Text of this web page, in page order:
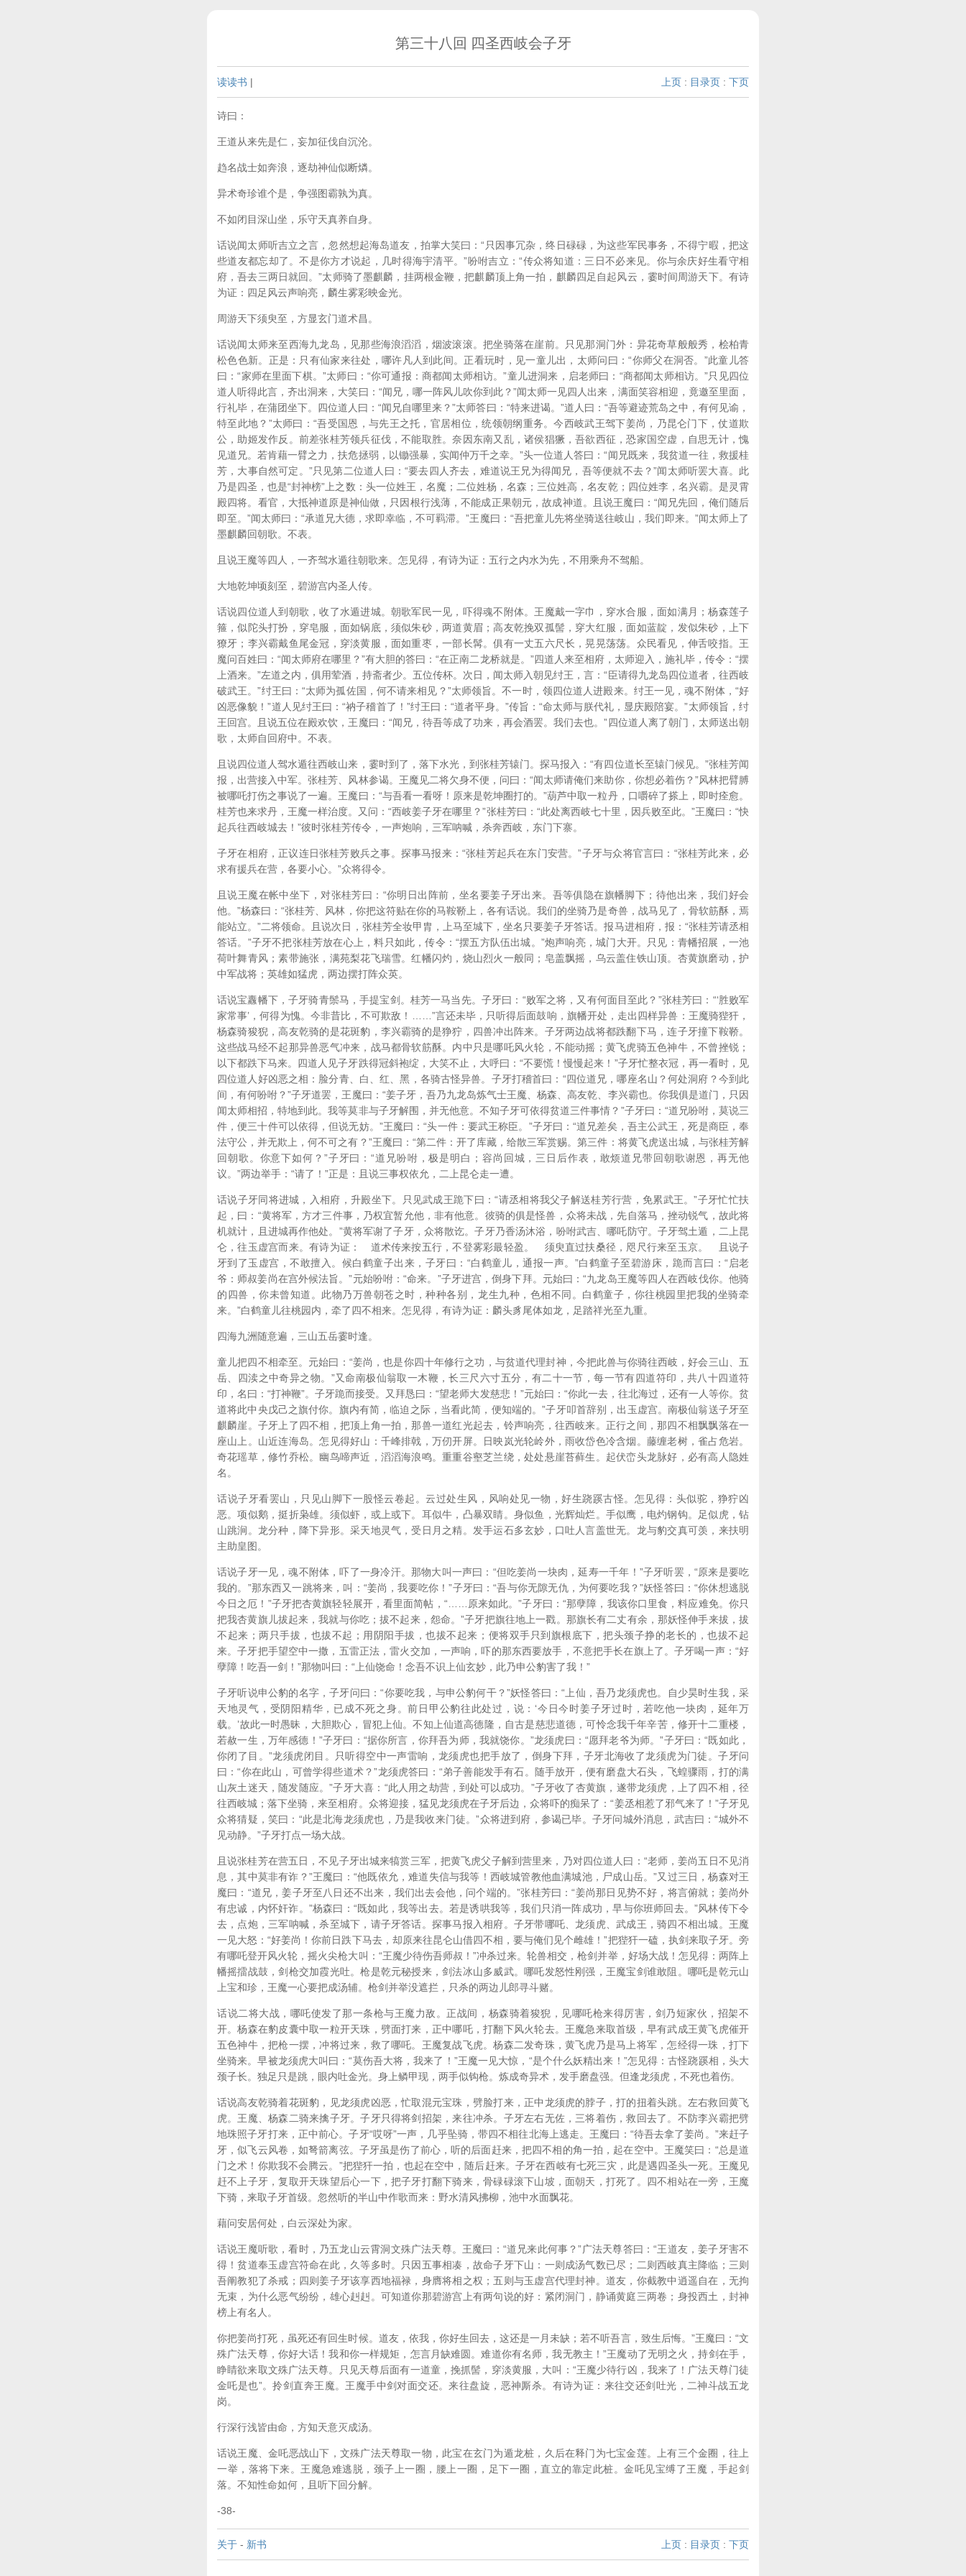
第三十八回 四圣西岐会子牙
读读书 | 上页 : 目录页 : 下页
诗曰：
王道从来先是仁，妄加征伐自沉沦。
趋名战士如奔浪，逐劫神仙似断燐。
异术奇珍谁个是，争强图霸孰为真。
不如闭目深山坐，乐守天真养自身。
话说闻太师听吉立之言，忽然想起海岛道友，拍掌大笑曰：“只因事冗杂，终日碌碌，为这些军民事务，不得宁暇，把这
些道友都忘却了。不是你方才说起，几时得海宇清平。”吩咐吉立：“传众将知道：三日不必来见。你与余庆好生看守相
府，吾去三两日就回。”太师骑了墨麒麟，挂两根金鞭，把麒麟顶上角一拍，麒麟四足自起风云，霎时间周游天下。有诗
为证：四足风云声响亮，麟生雾彩映金光。
周游天下须臾至，方显玄门道术昌。
话说闻太师来至西海九龙岛，见那些海浪滔滔，烟波滚滚。把坐骑落在崖前。只见那洞门外：异花奇草般般秀，桧柏青
松色色新。正是：只有仙家来往处，哪许凡人到此间。正看玩时，见一童儿出，太师问曰：“你师父在洞否。”此童儿答
曰：“家师在里面下棋。”太师曰：“你可通报：商都闻太师相访。”童儿进洞来，启老师曰：“商都闻太师相访。”只见四位
道人听得此言，齐出洞来，大笑曰：“闻兄，哪一阵风儿吹你到此？”闻太师一见四人出来，满面笑容相迎，竟邀至里面，
行礼毕，在蒲团坐下。四位道人曰：“闻兄自哪里来？”太师答曰：“特来进谒。”道人曰：“吾等避迹荒岛之中，有何见谕，
特至此地？”太师曰：“吾受国恩，与先王之托，官居相位，统领朝纲重务。今西岐武王驾下姜尚，乃昆仑门下，仗道欺
公，助姬发作反。前差张桂芳领兵征伐，不能取胜。奈因东南又乱，诸侯猖獗，吾欲西征，恐家国空虚，自思无计，愧
见道兄。若肯藉一臂之力，扶危拯弱，以锄强暴，实闻仲万千之幸。”头一位道人答曰：“闻兄既来，我贫道一往，救援桂
芳，大事自然可定。”只见第二位道人曰：“要去四人齐去，难道说王兄为得闻兄，吾等便就不去？”闻太师听罢大喜。此
乃是四圣，也是“封神榜”上之数：头一位姓王，名魔；二位姓杨，名森；三位姓高，名友乾；四位姓李，名兴霸。是灵霄
殿四将。看官，大抵神道原是神仙做，只因根行浅薄，不能成正果朝元，故成神道。且说王魔曰：“闻兄先回，俺们随后
即至。”闻太师曰：“承道兄大德，求即幸临，不可羁滞。”王魔曰：“吾把童儿先将坐骑送往岐山，我们即来。”闻太师上了
墨麒麟回朝歌。不表。
且说王魔等四人，一齐驾水遁往朝歌来。怎见得，有诗为证：五行之内水为先，不用乘舟不驾船。
大地乾坤顷刻至，碧游宫内圣人传。
话说四位道人到朝歌，收了水遁进城。朝歌军民一见，吓得魂不附体。王魔戴一字巾，穿水合服，面如满月；杨森莲子
箍，似陀头打扮，穿皂服，面如锅底，须似朱砂，两道黄眉；高友乾挽双孤髻，穿大红服，面如蓝靛，发似朱砂，上下
獠牙；李兴霸戴鱼尾金冠，穿淡黄服，面如重枣，一部长髯。俱有一丈五六尺长，晃晃荡荡。众民看见，伸舌咬指。王
魔问百姓曰：“闻太师府在哪里？”有大胆的答曰：“在正南二龙桥就是。”四道人来至相府，太师迎入，施礼毕，传令：“摆
上酒来。”左道之内，俱用荤酒，持斋者少。五位传杯。次日，闻太师入朝见纣王，言：“臣请得九龙岛四位道者，往西岐
破武王。”纣王曰：“太师为孤佐国，何不请来相见？”太师领旨。不一时，领四位道人进殿来。纣王一见，魂不附体，“好
凶恶像貌！”道人见纣王曰：“衲子稽首了！”纣王曰：“道者平身。”传旨：“命太师与朕代礼，显庆殿陪宴。”太师领旨，纣
王回宫。且说五位在殿欢饮，王魔曰：“闻兄，待吾等成了功来，再会酒罢。我们去也。”四位道人离了朝门，太师送出朝
歌，太师自回府中。不表。
且说四位道人驾水遁往西岐山来，霎时到了，落下水光，到张桂芳辕门。探马报入：“有四位道长至辕门候见。”张桂芳闻
报，出营接入中军。张桂芳、风林参谒。王魔见二将欠身不便，问曰：“闻太师请俺们来助你，你想必着伤？”风林把臂膊
被哪吒打伤之事说了一遍。王魔曰：“与吾看一看呀！原来是乾坤圈打的。”葫芦中取一粒丹，口嚼碎了搽上，即时痊愈。
桂芳也来求丹，王魔一样治度。又问：“西岐姜子牙在哪里？”张桂芳曰：“此处离西岐七十里，因兵败至此。”王魔曰：“快
起兵往西岐城去！”彼时张桂芳传令，一声炮响，三军呐喊，杀奔西岐，东门下寨。
子牙在相府，正议连日张桂芳败兵之事。探事马报来：“张桂芳起兵在东门安营。”子牙与众将官言曰：“张桂芳此来，必
求有援兵在营，各要小心。”众将得令。
且说王魔在帐中坐下，对张桂芳曰：“你明日出阵前，坐名要姜子牙出来。吾等俱隐在旗幡脚下；待他出来，我们好会
他。”杨森曰：“张桂芳、风林，你把这符贴在你的马鞍鞒上，各有话说。我们的坐骑乃是奇兽，战马见了，骨软筋酥，焉
能站立。”二将领命。且说次日，张桂芳全妆甲胄，上马至城下，坐名只要姜子牙答话。报马进相府，报：“张桂芳请丞相
答话。”子牙不把张桂芳放在心上，料只如此，传令：“摆五方队伍出城。”炮声响亮，城门大开。只见：青幡招展，一池
荷叶舞青风；素带施张，满苑梨花飞瑞雪。红幡闪灼，烧山烈火一般同；皂盖飘摇，乌云盖住铁山顶。杏黄旗磨动，护
中军战将；英雄如猛虎，两边摆打阵众英。
话说宝纛幡下，子牙骑青鬃马，手提宝剑。桂芳一马当先。子牙曰：“败军之将，又有何面目至此？”张桂芳曰：“‘胜败军
家常事’，何得为愧。今非昔比，不可欺敌！……”言还未毕，只听得后面鼓响，旗幡开处，走出四样异兽：王魔骑狴犴，
杨森骑狻猊，高友乾骑的是花斑豹，李兴霸骑的是狰狞，四兽冲出阵来。子牙两边战将都跌翻下马，连子牙撞下鞍鞒。
这些战马经不起那异兽恶气冲来，战马都骨软筋酥。内中只是哪吒风火轮，不能动摇；黄飞虎骑五色神牛，不曾挫锐；
以下都跌下马来。四道人见子牙跌得冠斜袍绽，大笑不止，大呼曰：“不要慌！慢慢起来！”子牙忙整衣冠，再一看时，见
四位道人好凶恶之相：脸分青、白、红、黑，各骑古怪异兽。子牙打稽首曰：“四位道兄，哪座名山？何处洞府？今到此
间，有何吩咐？”子牙道罢，王魔曰：“姜子牙，吾乃九龙岛炼气士王魔、杨森、高友乾、李兴霸也。你我俱是道门，只因
闻太师相招，特地到此。我等莫非与子牙解围，并无他意。不知子牙可依得贫道三件事情？”子牙曰：“道兄吩咐，莫说三
件，便三十件可以依得，但说无妨。”王魔曰：“头一件：要武王称臣。”子牙曰：“道兄差矣，吾主公武王，死是商臣，奉
法守公，并无欺上，何不可之有？”王魔曰：“第二件：开了库藏，给散三军赏赐。第三件：将黄飞虎送出城，与张桂芳解
回朝歌。你意下如何？”子牙曰：“道兄吩咐，极是明白；容尚回城，三日后作表，敢烦道兄带回朝歌谢恩，再无他
议。”两边举手：“请了！”正是：且说三事权依允，二上昆仑走一遭。
话说子牙同将进城，入相府，升殿坐下。只见武成王跪下曰：“请丞相将我父子解送桂芳行营，免累武王。”子牙忙忙扶
起，曰：“黄将军，方才三件事，乃权宜暂允他，非有他意。彼骑的俱是怪兽，众将未战，先自落马，挫动锐气，故此将
机就计，且进城再作他处。”黄将军谢了子牙，众将散讫。子牙乃香汤沐浴，吩咐武吉、哪吒防守。子牙驾土遁，二上昆
仑，往玉虚宫而来。有诗为证： 道术传来按五行，不登雾彩最轻盈。 须臾直过扶桑径，咫尺行来至玉京。 且说子
牙到了玉虚宫，不敢擅入。候白鹤童子出来，子牙曰：“白鹤童儿，通报一声。”白鹤童子至碧游床，跪而言曰：“启老
爷：师叔姜尚在宫外候法旨。”元始吩咐：“命来。”子牙进宫，倒身下拜。元始曰：“九龙岛王魔等四人在西岐伐你。他骑
的四兽，你未曾知道。此物乃万兽朝苍之时，种种各别，龙生九种，色相不同。白鹤童子，你往桃园里把我的坐骑牵
来。”白鹤童儿往桃园内，牵了四不相来。怎见得，有诗为证：麟头豸尾体如龙，足踏祥光至九重。
四海九洲随意遍，三山五岳霎时逢。
童儿把四不相牵至。元始曰：“姜尚，也是你四十年修行之功，与贫道代理封神，今把此兽与你骑往西岐，好会三山、五
岳、四渎之中奇异之物。”又命南极仙翁取一木鞭，长三尺六寸五分，有二十一节，每一节有四道符印，共八十四道符
印，名曰：“打神鞭”。子牙跪而接受。又拜恳曰：“望老师大发慈悲！”元始曰：“你此一去，往北海过，还有一人等你。贫
道将此中央戊己之旗付你。旗内有简，临迫之际，当看此简，便知端的。”子牙叩首辞别，出玉虚宫。南极仙翁送子牙至
麒麟崖。子牙上了四不相，把顶上角一拍，那兽一道红光起去，铃声响亮，往西岐来。正行之间，那四不相飘飘落在一
座山上。山近连海岛。怎见得好山：千峰排戟，万仞开屏。日映岚光轮岭外，雨收岱色冷含烟。藤缠老树，雀占危岩。
奇花瑶草，修竹乔松。幽鸟啼声近，滔滔海浪鸣。重重谷壑芝兰绕，处处悬崖苔藓生。起伏峦头龙脉好，必有高人隐姓
名。
话说子牙看罢山，只见山脚下一股怪云卷起。云过处生风，风响处见一物，好生跷蹊古怪。怎见得：头似驼，狰狞凶
恶。项似鹅，挺折枭雄。须似虾，或上或下。耳似牛，凸暴双睛。身似鱼，光辉灿烂。手似鹰，电灼钢钩。足似虎，钻
山跳涧。龙分种，降下异形。采天地灵气，受日月之精。发手运石多玄妙，口吐人言盖世无。龙与豹交真可羡，来扶明
主助皇图。
话说子牙一见，魂不附体，吓了一身冷汗。那物大叫一声曰：“但吃姜尚一块肉，延寿一千年！”子牙听罢，“原来是要吃
我的。”那东西又一跳将来，叫：“姜尚，我要吃你！”子牙曰：“吾与你无隙无仇，为何要吃我？”妖怪答曰：“你休想逃脱
今日之厄！”子牙把杏黄旗轻轻展开，看里面简帖，“……原来如此。”子牙曰：“那孽障，我该你口里食，料应难免。你只
把我杏黄旗儿拔起来，我就与你吃；拔不起来，怨命。”子牙把旗往地上一戳。那旗长有二丈有余，那妖怪伸手来拔，拔
不起来；两只手拔，也拔不起；用阴阳手拔，也拔不起来；便将双手只到旗根底下，把头颈子挣的老长的，也拔不起
来。子牙把手望空中一撒，五雷正法，雷火交加，一声响，吓的那东西要放手，不意把手长在旗上了。子牙喝一声：“好
孽障！吃吾一剑！”那物叫曰：“上仙饶命！念吾不识上仙玄妙，此乃申公豹害了我！”
子牙听说申公豹的名字，子牙问曰：“你要吃我，与申公豹何干？”妖怪答曰：“上仙，吾乃龙须虎也。自少昊时生我，采
天地灵气，受阴阳精华，已成不死之身。前日甲公豹往此处过，说：‘今日今时姜子牙过时，若吃他一块肉，延年万
载。’故此一时愚昧，大胆欺心，冒犯上仙。不知上仙道高德隆，自古是慈悲道德，可怜念我千年辛苦，修开十二重楼，
若赦一生，万年感德！”子牙曰：“据你所言，你拜吾为师，我就饶你。”龙须虎曰：“愿拜老爷为师。”子牙曰：“既如此，
你闭了目。”龙须虎闭目。只听得空中一声雷响，龙须虎也把手放了，倒身下拜，子牙北海收了龙须虎为门徒。子牙问
曰：“你在此山，可曾学得些道术？”龙须虎答曰：“弟子善能发手有石。随手放开，便有磨盘大石头，飞蝗骤雨，打的满
山灰土迷天，随发随应。”子牙大喜：“此人用之劫营，到处可以成功。”子牙收了杏黄旗，遂带龙须虎，上了四不相，径
往西岐城；落下坐骑，来至相府。众将迎接，猛见龙须虎在子牙后边，众将吓的痴呆了：“姜丞相惹了邪气来了！”子牙见
众将猜疑，笑曰：“此是北海龙须虎也，乃是我收来门徒。”众将进到府，参谒已毕。子牙问城外消息，武吉曰：“城外不
见动静。”子牙打点一场大战。
且说张桂芳在营五日，不见子牙出城来犒赏三军，把黄飞虎父子解到营里来，乃对四位道人曰：“老师，姜尚五日不见消
息，其中莫非有诈？”王魔曰：“他既依允，难道失信与我等！西岐城管教他血满城池，尸成山岳。”又过三日，杨森对王
魔曰：“道兄，姜子牙至八日还不出来，我们出去会他，问个端的。”张桂芳曰：“姜尚那日见势不好，将言俯就；姜尚外
有忠诚，内怀奸诈。”杨森曰：“既如此，我等出去。若是诱哄我等，我们只消一阵成功，早与你班师回去。”风林传下令
去，点炮，三军呐喊，杀至城下，请子牙答话。探事马报入相府。子牙带哪吒、龙须虎、武成王，骑四不相出城。王魔
一见大怒：“好姜尚！你前日跌下马去，却原来往昆仑山借四不相，要与俺们见个雌雄！”把狴犴一磕，执剑来取子牙。旁
有哪吒登开风火轮，摇火尖枪大叫：“王魔少待伤吾师叔！”冲杀过来。轮兽相交，枪剑并举，好场大战！怎见得：两阵上
幡摇擂战鼓，剑枪交加霞光吐。枪是乾元秘授来，剑法冰山多威武。哪吒发怒性刚强，王魔宝剑谁敢阻。哪吒是乾元山
上宝和珍，王魔一心要把成汤辅。枪剑并举没遮拦，只杀的两边儿郎寻斗赌。
话说二将大战，哪吒使发了那一条枪与王魔力敌。正战间，杨森骑着狻猊，见哪吒枪来得厉害，剑乃短家伙，招架不
开。杨森在豹皮囊中取一粒开天珠，劈面打来，正中哪吒，打翻下风火轮去。王魔急来取首级，早有武成王黄飞虎催开
五色神牛，把枪一摆，冲将过来，救了哪吒。王魔复战飞虎。杨森二发奇珠，黄飞虎乃是马上将军，怎经得一珠，打下
坐骑来。早被龙须虎大叫曰：“莫伤吾大将，我来了！”王魔一见大惊，“是个什么妖精出来！”怎见得：古怪跷蹊相，头大
颈子长。独足只是跳，眼内吐金光。身上鳞甲现，两手似钩枪。炼成奇异术，发手磨盘强。但逢龙须虎，不死也着伤。
话说高友乾骑着花斑豹，见龙须虎凶恶，忙取混元宝珠，劈脸打来，正中龙须虎的脖子，打的扭着头跳。左右救回黄飞
虎。王魔、杨森二骑来擒子牙。子牙只得将剑招架，来往冲杀。子牙左右无佐，三将着伤，救回去了。不防李兴霸把劈
地珠照子牙打来，正中前心。子牙“哎呀”一声，几乎坠骑，带四不相往北海上逃走。王魔曰：“待吾去拿了姜尚。”来赶子
牙，似飞云风卷，如弩箭离弦。子牙虽是伤了前心，听的后面赶来，把四不相的角一拍，起在空中。王魔笑曰：“总是道
门之术！你欺我不会腾云。”把狴犴一拍，也起在空中，随后赶来。子牙在西岐有七死三灾，此是遇四圣头一死。王魔见
赶不上子牙，复取开天珠望后心一下，把子牙打翻下骑来，骨碌碌滚下山坡，面朝天，打死了。四不相站在一旁，王魔
下骑，来取子牙首级。忽然听的半山中作歌而来：野水清风拂柳，池中水面飘花。
藉问安居何处，白云深处为家。
话说王魔听歌，看时，乃五龙山云霄洞文殊广法天尊。王魔曰：“道兄来此何事？”广法天尊答曰：“王道友，姜子牙害不
得！贫道奉玉虚宫符命在此，久等多时。只因五事相凑，故命子牙下山：一则成汤气数已尽；二则西岐真主降临；三则
吾阐教犯了杀戒；四则姜子牙该享西地福禄，身膺将相之权；五则与玉虚宫代理封神。道友，你截教中逍遥自在，无拘
无束，为什么恶气纷纷，雄心赳赳。可知道你那碧游宫上有两句说的好：紧闭洞门，静诵黄庭三两卷；身投西土，封神
榜上有名人。
你把姜尚打死，虽死还有回生时候。道友，依我，你好生回去，这还是一月未缺；若不听吾言，致生后悔。”王魔曰：“文
殊广法天尊，你好大话！我和你一样规矩，怎言月缺难圆。难道你有名师，我无教主！”王魔动了无明之火，持剑在手，
睁睛欲来取文殊广法天尊。只见天尊后面有一道童，挽抓髻，穿淡黄服，大叫：“王魔少待行凶，我来了！广法天尊门徒
金吒是也”。拎剑直奔王魔。王魔手中剑对面交还。来往盘旋，恶神厮杀。有诗为证：来往交还剑吐光，二神斗战五龙
岗。
行深行浅皆由命，方知天意灭成汤。
话说王魔、金吒恶战山下，文殊广法天尊取一物，此宝在玄门为遁龙桩，久后在释门为七宝金莲。上有三个金圈，往上
一举，落将下来。王魔急难逃脱，颈子上一圈，腰上一圈，足下一圈，直立的靠定此桩。金吒见宝缚了王魔，手起剑
落。不知性命如何，且听下回分解。
-38-
关于 - 新书 上页 : 目录页 : 下页